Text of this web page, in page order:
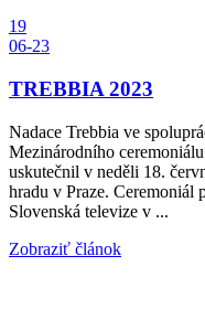
19
06-23
TREBBIA 2023
Nadace Trebbia ve
Mezinárodního
uskutečnil v neděli 18.
hradu v Praze. Ceremoniál
Slovenská televize v ...
Zobraziť článok